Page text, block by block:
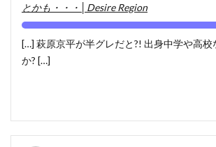
とかも・・・│Desire Region
[…] 萩原京平が半グレだと?! 出身中学や高校
か? […]